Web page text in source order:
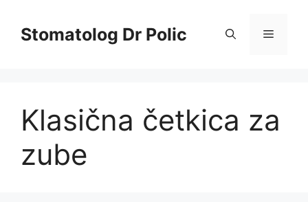
contentStomatolog Dr Polic Menu
Klasična četkica za
zube